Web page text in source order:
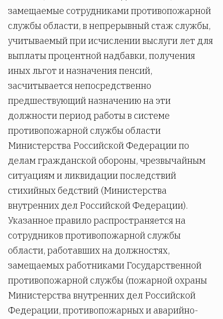
замещаемые сотрудниками противопожарной
службы области, в непрерывный стаж службы,
учитываемый при исчислении выслуги лет для
выплаты процентной надбавки, получения
иных льгот и назначения пенсий,
засчитывается непосредственно
предшествующий назначению на эти
должности период работы в системе
противопожарной службы области
Министерства Российской Федерации по
делам гражданской обороны, чрезвычайным
ситуациям и ликвидации последствий
стихийных бедствий (Министерства
внутренних дел Российской Федерации).
Указанное правило распространяется на
сотрудников противопожарной службы
области, работавших на должностях,
замещаемых работниками Государственной
противопожарной службы (пожарной охраны
Министерства внутренних дел Российской
Федерации, противопожарных и аварийно-